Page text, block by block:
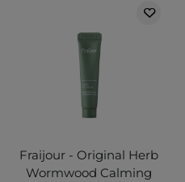
Fraijour - Original Herb
Wormwood Calming